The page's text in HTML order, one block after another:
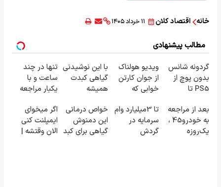
خانه اقتصاد کلان ۱۱ خرداد ۱۴۰۵
مطالب پیشنهادی
گردونه شانس
بدون پوچ از
PS5 تا
کوین 🔥
ویدیو هولناک
از جوان کارتن
خوابی که
آموزش رایگان
با این نوشیدنی
گیاهی کبدت
همیشه
تنها در چند
ساعت و با
یکبار مراجعه
بعد از مراجعه
به خودرو45 ،
یک‌روزه
تا 3میلیارد وام
سرمایه در
گردش
خواص درمانی
این دمنوش
گیاهی برای کبد
اگر میخوای
ایمپلنت کنی
الان وقتشه |